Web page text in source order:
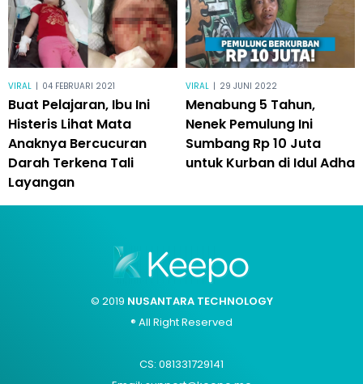
VIRAL | 04 FEBRUARI 2021
Buat Pelajaran, Ibu Ini
Histeris Lihat Mata
Anaknya Bercucuran
Darah Terkena Tali
Layangan
VIRAL | 29 JUNI 2022
Menabung 5 Tahun,
Nenek Pemulung Ini
Sumbang Rp 10 Juta
untuk Kurban di Idul Adha
© 2019 NUSANTARA TECHNOLOGY
® All Right Reserved
CS: 081331729141